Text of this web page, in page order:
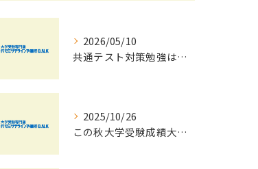
2026/05/10
共通テスト対策勉強は早めに始めましょう！
2025/10/26
この秋大学受験成績大幅UPの秘訣